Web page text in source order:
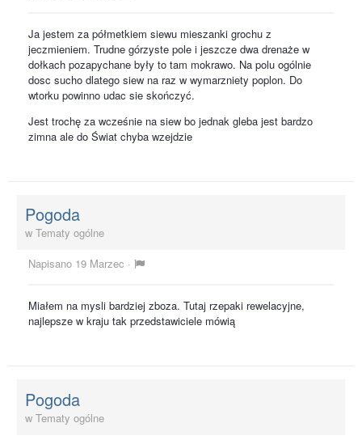
Ja jestem za półmetkiem siewu mieszanki grochu z
jeczmieniem. Trudne górzyste pole i jeszcze dwa drenaże w
dołkach pozapychane były to tam mokrawo. Na polu ogólnie
dosc sucho dlatego siew na raz w wymarzniety poplon. Do
wtorku powinno udac sie skończyć.
Jest trochę za wcześnie na siew bo jednak gleba jest bardzo
zimna ale do Świat chyba wzejdzie
Pogoda
w Tematy ogólne
Napisano 19 Marzec ·
Miałem na mysli bardziej zboza. Tutaj rzepaki rewelacyjne,
najlepsze w kraju tak przedstawiciele mówią
Pogoda
w Tematy ogólne